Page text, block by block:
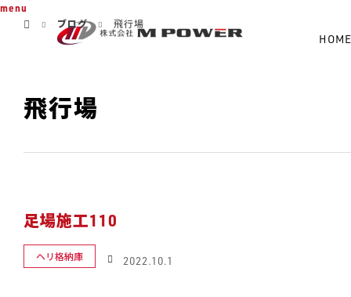
menu
HOME
ブログ
飛行場
飛行場
足場施工110
ヘリ格納庫 2022.10.1